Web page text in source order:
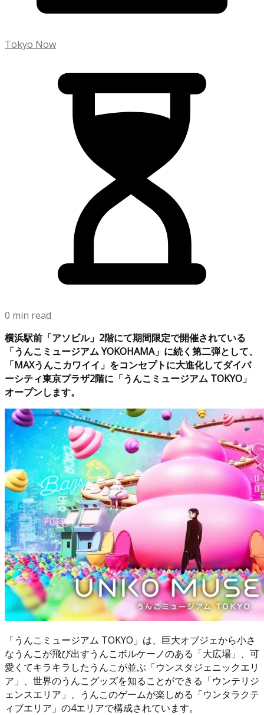
Tokyo Now
0 min read
横浜駅前「アソビル」2階にて期間限定で開催されている
「うんこミュージアム YOKOHAMA」に続く第二弾として、
「MAXうんこカワイイ」をコンセプトに大進化してダイバ
ーシティ東京プラザ2階に「うんこミュージアム TOKYO」
オープンします。
「うんこミュージアム TOKYO」は、巨大オブジェから小さ
なうんこが飛び出すうんこボルケーノのある「大広場」、可
愛くてキラキラしたうんこが並ぶ「ウンスタジェニックエリ
ア」、世界のうんこグッズを知ることができる「ウンテリジ
ェンスエリア」、うんこのゲームが楽しめる「ウンタラクテ
ィブエリア」の4エリアで構成されています。